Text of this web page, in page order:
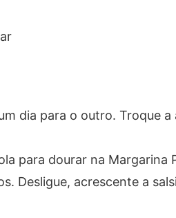
dia para o outro. Troque a
para dourar na
Desligue, acrescente a